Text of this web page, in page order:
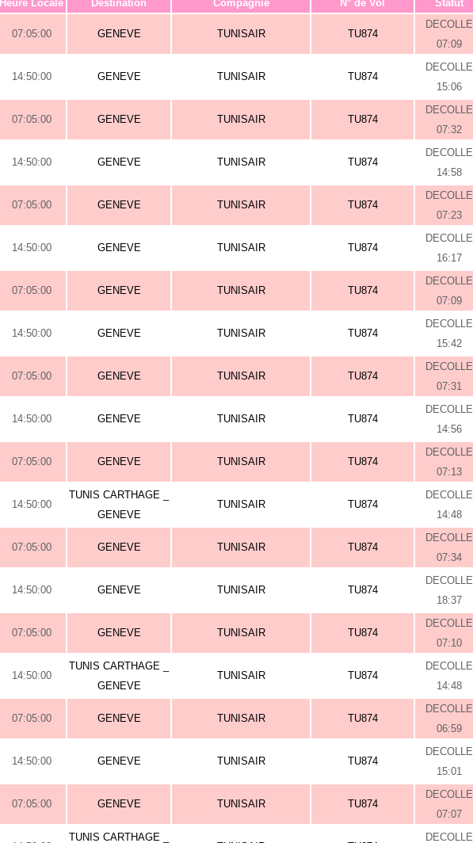
Heure Locale Destination Compagnie N° de Vol Statut
07:05:00 GENEVE TUNISAIR TU874
DECOLLE
07:09
14:50:00 GENEVE TUNISAIR TU874
DECOLLE
15:06
07:05:00 GENEVE TUNISAIR TU874
DECOLLE
07:32
14:50:00 GENEVE TUNISAIR TU874
DECOLLE
14:58
07:05:00 GENEVE TUNISAIR TU874
DECOLLE
07:23
14:50:00 GENEVE TUNISAIR TU874
DECOLLE
16:17
07:05:00 GENEVE TUNISAIR TU874
DECOLLE
07:09
14:50:00 GENEVE TUNISAIR TU874
DECOLLE
15:42
07:05:00 GENEVE TUNISAIR TU874
DECOLLE
07:31
14:50:00 GENEVE TUNISAIR TU874
DECOLLE
14:56
07:05:00 GENEVE TUNISAIR TU874
DECOLLE
07:13
14:50:00
TUNIS CARTHAGE _
GENEVE
TUNISAIR TU874
DECOLLE
14:48
07:05:00 GENEVE TUNISAIR TU874
DECOLLE
07:34
14:50:00 GENEVE TUNISAIR TU874
DECOLLE
18:37
07:05:00 GENEVE TUNISAIR TU874
DECOLLE
07:10
14:50:00
TUNIS CARTHAGE _
GENEVE
TUNISAIR TU874
DECOLLE
14:48
07:05:00 GENEVE TUNISAIR TU874
DECOLLE
06:59
14:50:00 GENEVE TUNISAIR TU874
DECOLLE
15:01
07:05:00 GENEVE TUNISAIR TU874
DECOLLE
07:07
TUNIS CARTHAGE _
DECOLLE